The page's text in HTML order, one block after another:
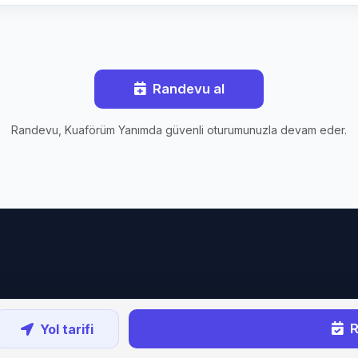
Randevu al
Randevu, Kuaförüm Yanımda güvenli oturumunuzla devam eder.
Yol tarifi Copyright